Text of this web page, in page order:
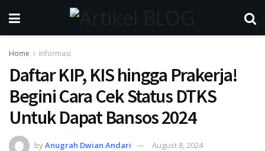
Home Informasi
Daftar KIP, KIS hingga Prakerja!
Begini Cara Cek Status DTKS
Untuk Dapat Bansos 2024
byAnugrah Dwian Andari August 8, 2024